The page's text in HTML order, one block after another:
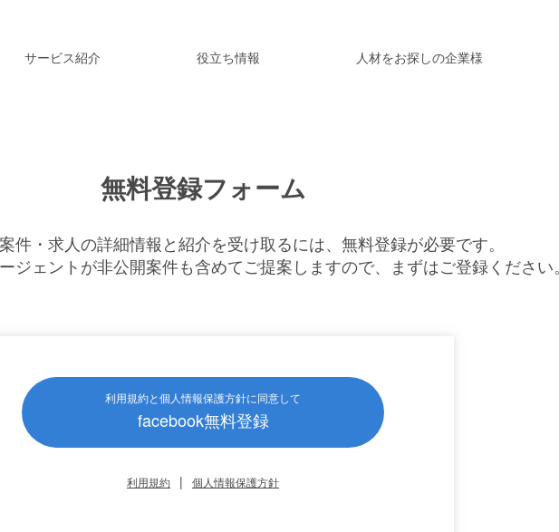
サービス紹介 役立ち情報 人材をお探しの企業様
無料登録フォーム
件・求人の詳細情報と紹介を受け取るには、無料登録が必要です。
ジェントが非公開案件も含めてご提案しますので、まずはご登録ください。
利用規約と個人情報保護方針に同意して
facebook無料登録
利用規約 | 個人情報保護方針